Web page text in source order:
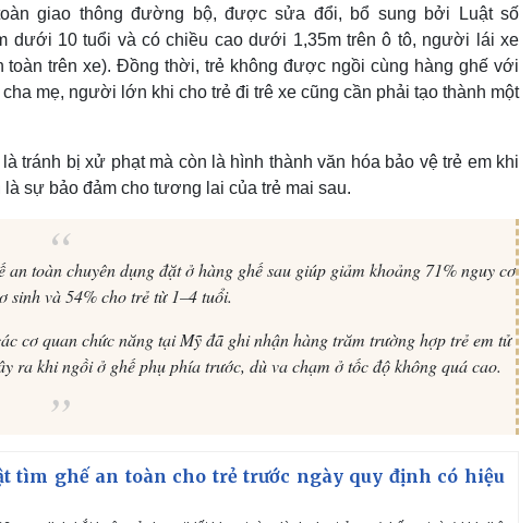
giao thông đường bộ, được sửa đổi, bổ sung bởi Luật số
dưới 10 tuổi và có chiều cao dưới 1,35m trên ô tô, người lái xe
trên xe). Đồng thời, trẻ không được ngồi cùng hàng ghế với
mẹ, người lớn khi cho trẻ đi trê xe cũng cần phải tạo thành một
tránh bị xử phạt mà còn là hình thành văn hóa bảo vệ trẻ em khi
sự bảo đảm cho tương lai của trẻ mai sau.
toàn chuyên dụng đặt ở hàng ghế sau giúp giảm khoảng 71% nguy cơ
sinh và 54% cho trẻ từ 1–4 tuổi.
cơ quan chức năng tại Mỹ đã ghi nhận hàng trăm trường hợp trẻ em tử
ra khi ngồi ở ghế phụ phía trước, dù va chạm ở tốc độ không quá cao.
tìm ghế an toàn cho trẻ trước ngày quy định có hiệu